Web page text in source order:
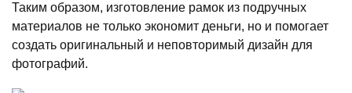
Таким образом, изготовление рамок из подручных
материалов не только экономит деньги, но и помогает
создать оригинальный и неповторимый дизайн для
фотографий.